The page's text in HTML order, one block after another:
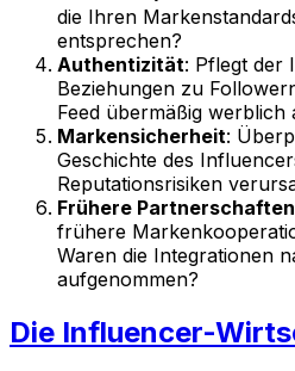
die Ihren
entsprechen?
Authentizität: Pflegt der
Beziehungen zu
Feed übermäßig werblich
Markensicherheit:
Geschichte des
Reputationsrisiken
Frühere Partnerschaften
frühere
Waren die Integrationen
aufgenommen?
Die Influencer-